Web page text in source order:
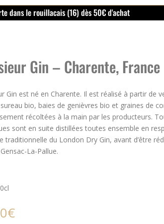
dans le rouillacais (16) dès 50€ d'achat
Gin – Charente, France
Gin est né en Charente. Il est réalisé à partir de
bio, baies de genièvres bio et graines de
récoltées à la main par les producteurs.
sont en suite distillées toutes ensemble en
traditionnelle du London Dry Gin, avant d’être
La-Pallue.
€